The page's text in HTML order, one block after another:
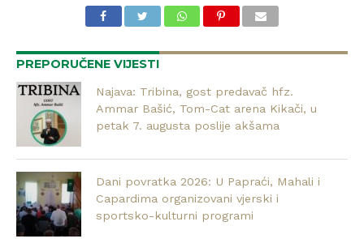
PREPORUČENE VIJESTI
Najava: Tribina, gost predavač hfz.
Ammar Bašić, Tom-Cat arena Kikači, u
petak 7. augusta poslije akšama
Dani povratka 2026: U Papraći, Mahali i
Capardima organizovani vjerski i
sportsko-kulturni programi